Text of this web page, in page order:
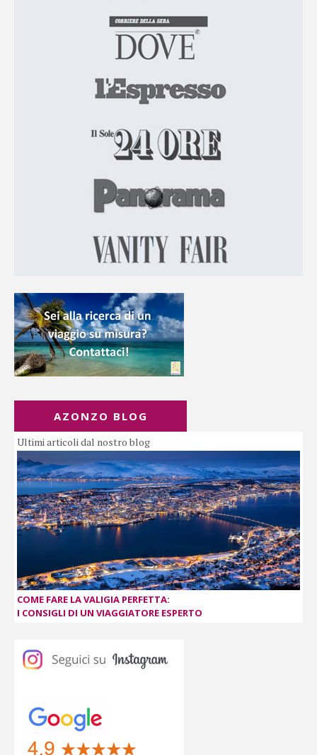
AZONZO BLOG
Ultimi articoli dal nostro blog
COME FARE LA VALIGIA PERFETTA:
I CONSIGLI DI UN VIAGGIATORE ESPERTO